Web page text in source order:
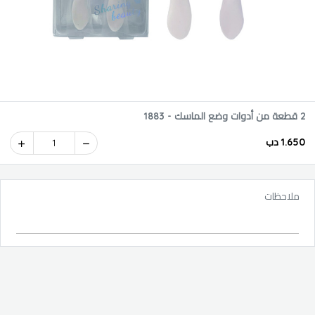
2 قطعة من أدوات وضع الماسك - 1883
1.650 دب 1
ملاحظات